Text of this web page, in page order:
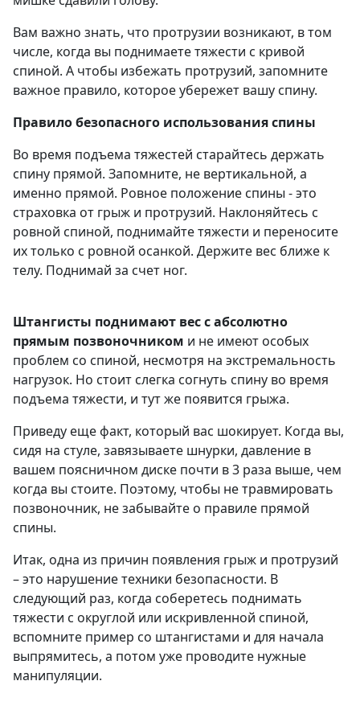
Вам важно знать, что протрузии возникают, в том
числе, когда вы поднимаете тяжести с кривой
спиной. А чтобы избежать протрузий, запомните
важное правило, которое убережет вашу спину.
Правило безопасного использования спины
Во время подъема тяжестей старайтесь держать
спину прямой. Запомните, не вертикальной, а
именно прямой. Ровное положение спины - это
страховка от грыж и протрузий. Наклоняйтесь с
ровной спиной, поднимайте тяжести и переносите
их только с ровной осанкой. Держите вес ближе к
телу. Поднимай за счет ног.
Штангисты поднимают вес с абсолютно
прямым позвоночником и не имеют особых
проблем со спиной, несмотря на экстремальность
нагрузок. Но стоит слегка согнуть спину во время
подъема тяжести, и тут же появится грыжа.
Приведу еще факт, который вас шокирует. Когда вы,
сидя на стуле, завязываете шнурки, давление в
вашем поясничном диске почти в 3 раза выше, чем
когда вы стоите. Поэтому, чтобы не травмировать
позвоночник, не забывайте о правиле прямой
спины.
Итак, одна из причин появления грыж и протрузий
– это нарушение техники безопасности. В
следующий раз, когда соберетесь поднимать
тяжести с округлой или искривленной спиной,
вспомните пример со штангистами и для начала
выпрямитесь, а потом уже проводите нужные
манипуляции.